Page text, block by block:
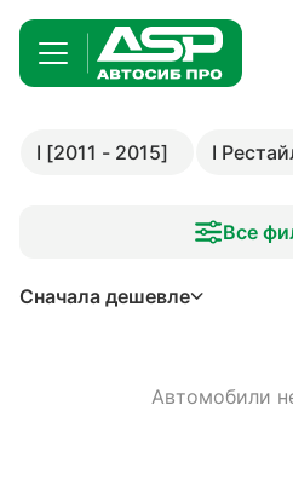
I [2011 - 2015] I
Все
Сначала дешевле
Автомобили